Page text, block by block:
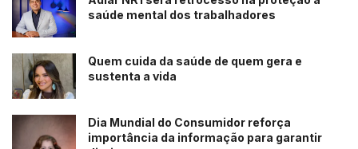
Apoio às Micro e Pequenas Empresas (Sebrae) e o
Instituto Euvaldo Lodi (IEL), buscando soluções para a
redução de resíduos na indústria têxtil e do vestuário.
Utilizando tecnologias avançadas e materiais reciclados,
a empresa desenvolve produtos e processos que
minimizam o impacto ambiental, de forma a contribuir
para a sustentabilidade do setor.
saúde mental dos trabalhadores
Quem cuida da saúde de quem gera e
sustenta a vida
Dia Mundial do Consumidor reforça
importância da informação para garantir